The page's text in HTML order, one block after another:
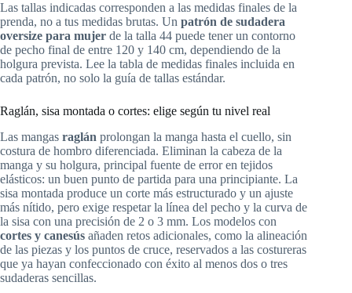
Las tallas indicadas corresponden a las medidas finales de la
prenda, no a tus medidas brutas. Un patrón de sudadera
oversize para mujer de la talla 44 puede tener un contorno
de pecho final de entre 120 y 140 cm, dependiendo de la
holgura prevista. Lee la tabla de medidas finales incluida en
cada patrón, no solo la guía de tallas estándar.
Raglán, sisa montada o cortes: elige según tu nivel real
Las mangas raglán prolongan la manga hasta el cuello, sin
costura de hombro diferenciada. Eliminan la cabeza de la
manga y su holgura, principal fuente de error en tejidos
elásticos: un buen punto de partida para una principiante. La
sisa montada produce un corte más estructurado y un ajuste
más nítido, pero exige respetar la línea del pecho y la curva de
la sisa con una precisión de 2 o 3 mm. Los modelos con
cortes y canesús añaden retos adicionales, como la alineación
de las piezas y los puntos de cruce, reservados a las costureras
que ya hayan confeccionado con éxito al menos dos o tres
sudaderas sencillas.